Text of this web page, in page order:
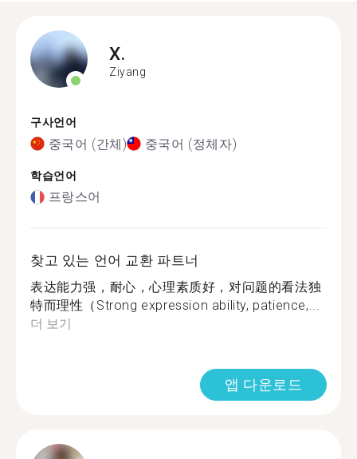
X.
Ziyang
구사언어
중국어 (간체) 중국어 (정체자)
학습언어
프랑스어
찾고 있는 언어 교환 파트너
表达能力强，耐心，心理素质好，对问题的看法独
特而理性（Strong expression ability, patience,...
더 보기
앱 다운로드